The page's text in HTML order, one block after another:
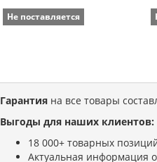
мм)
Не поставляется
Гарантияна все товары
Выгоды для наших клиентов:
18 000+ товарных
Актуальная информация